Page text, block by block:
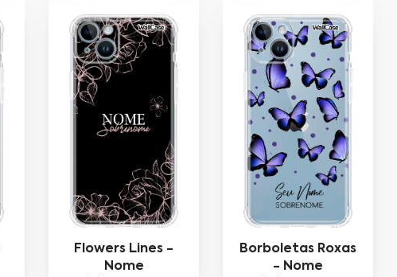
Flowers Lines -
Nome
Borboletas Roxas
- Nome